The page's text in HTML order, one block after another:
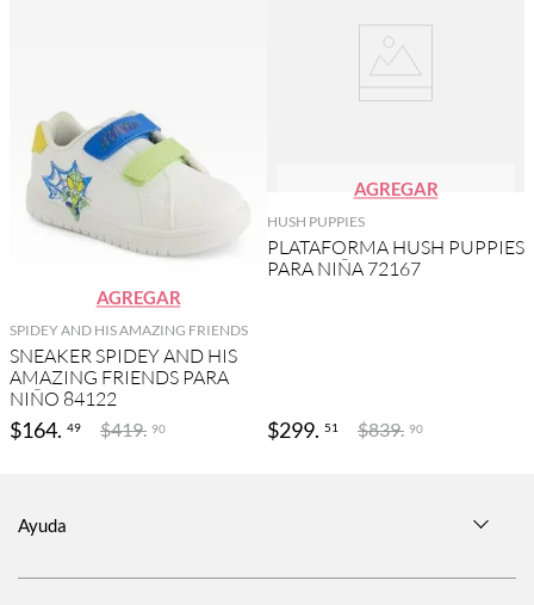
AGREGAR
SPIDEY AND HIS AMAZING FRIENDS
SNEAKER SPIDEY AND HIS
AMAZING FRIENDS PARA
NIÑO 84122
$164. 49 $419. 90
AGREGAR
HUSH PUPPIES
PLATAFORMA HUSH PUPPIES
PARA NIÑA 72167
$299. 51 $839. 90
Ayuda